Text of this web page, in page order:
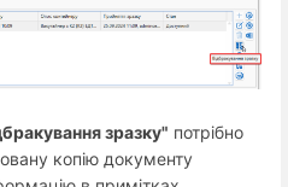
зразку" потрібно
копію документу